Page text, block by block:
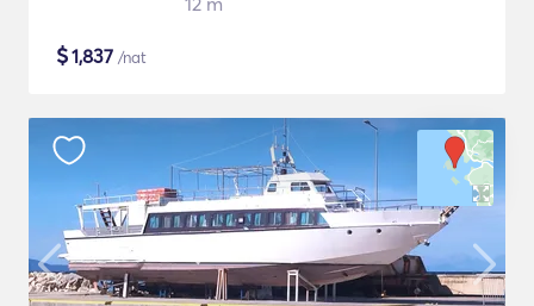
$1,837 /nat